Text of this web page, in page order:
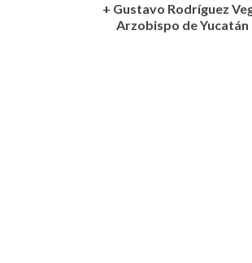
+ Gustavo Rodríguez
Arzobispo de Yucatán